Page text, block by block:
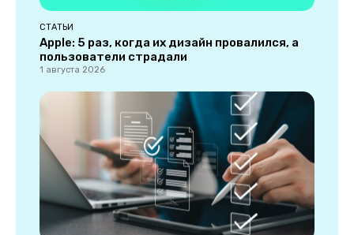
СТАТЬИ
Apple: 5 раз, когда их дизайн провалился, а
пользователи страдали
1 августа 2026